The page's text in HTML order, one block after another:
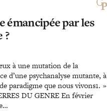
émancipée par les
?
à une mutation de la
d’une psychanalyse mutante, à
paradigme que nous vivons1. »
DU GENRE En février